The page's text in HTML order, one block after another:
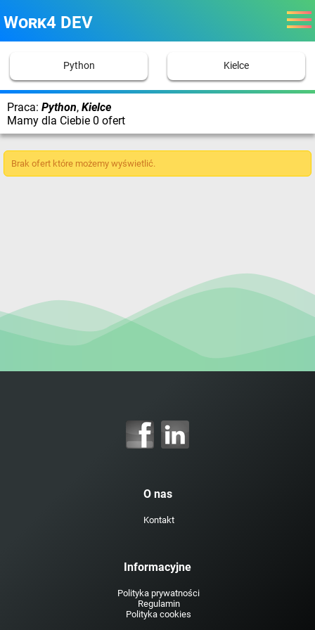
Work4 DEV
Python Kielce
Praca: Python, Kielce
Mamy dla Ciebie 0 ofert
Brak ofert które możemy wyświetlić.
O nas
Kontakt
Informacyjne
Polityka prywatności
Regulamin
Polityka cookies